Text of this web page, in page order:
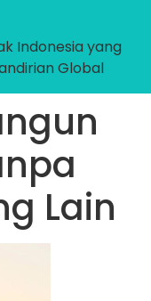
Indonesia yang
Global
Lain